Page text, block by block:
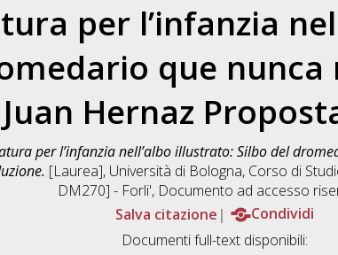
per l’infanzia
que nunca
Hernaz
per l’infanzia nell’albo illustrato: Silbo del
[Laurea], Università di Bologna, Corso di
DM270] - Forli', Documento ad accesso
Salva citazione
Condividi
Documenti full-text disponibili: